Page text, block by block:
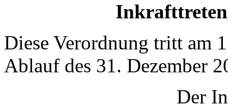
Diese Verordnung tritt am
Ablauf des 31. Dezember
Der